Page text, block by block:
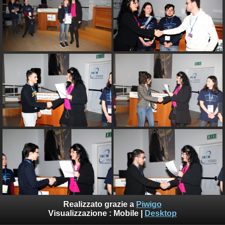
Realizzato grazie a Piwigo
Visualizzazione : Mobile Desktop